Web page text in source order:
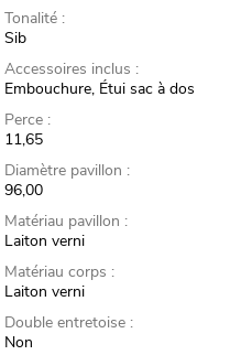
Tonalité :
Sib
Accessoires inclus :
Embouchure, Étui sac à dos
Perce :
11,65
Diamètre pavillon :
96,00
Matériau pavillon :
Laiton verni
Matériau corps :
Laiton verni
Double entretoise :
Non